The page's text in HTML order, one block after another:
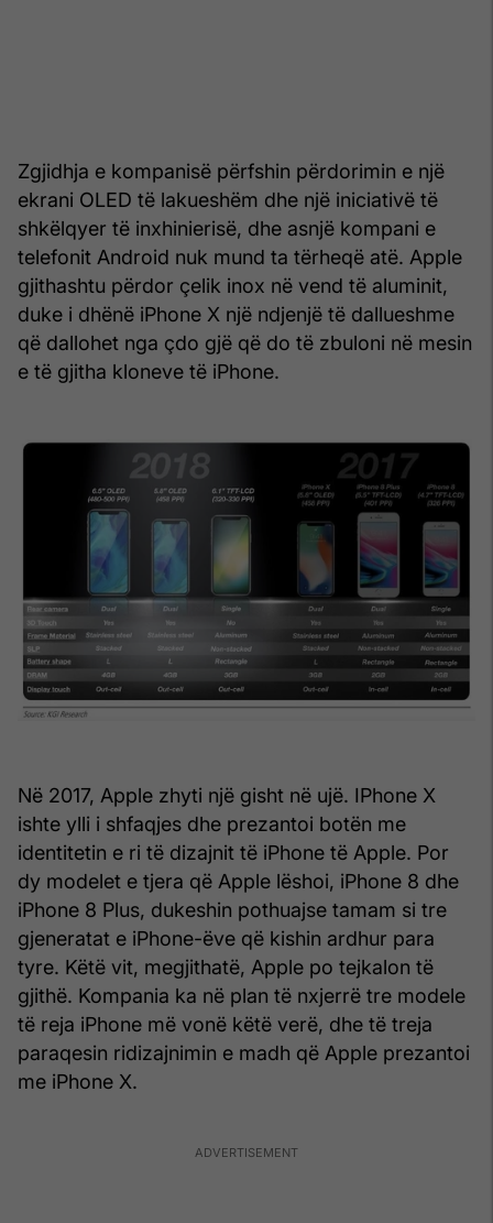
Zgjidhja e kompanisë përfshin përdorimin e një
ekrani OLED të lakueshëm dhe një iniciativë të
shkëlqyer të inxhinierisë, dhe asnjë kompani e
telefonit Android nuk mund ta tërheqë atë. Apple
gjithashtu përdor çelik inox në vend të aluminit,
duke i dhënë iPhone X një ndjenjë të dallueshme
që dallohet nga çdo gjë që do të zbuloni në mesin
e të gjitha kloneve të iPhone.
Në 2017, Apple zhyti një gisht në ujë. IPhone X
ishte ylli i shfaqjes dhe prezantoi botën me
identitetin e ri të dizajnit të iPhone të Apple. Por
dy modelet e tjera që Apple lëshoi, iPhone 8 dhe
iPhone 8 Plus, dukeshin pothuajse tamam si tre
gjeneratat e iPhone-ëve që kishin ardhur para
tyre. Këtë vit, megjithatë, Apple po tejkalon të
gjithë. Kompania ka në plan të nxjerrë tre modele
të reja iPhone më vonë këtë verë, dhe të treja
paraqesin ridizajnimin e madh që Apple prezantoi
me iPhone X.